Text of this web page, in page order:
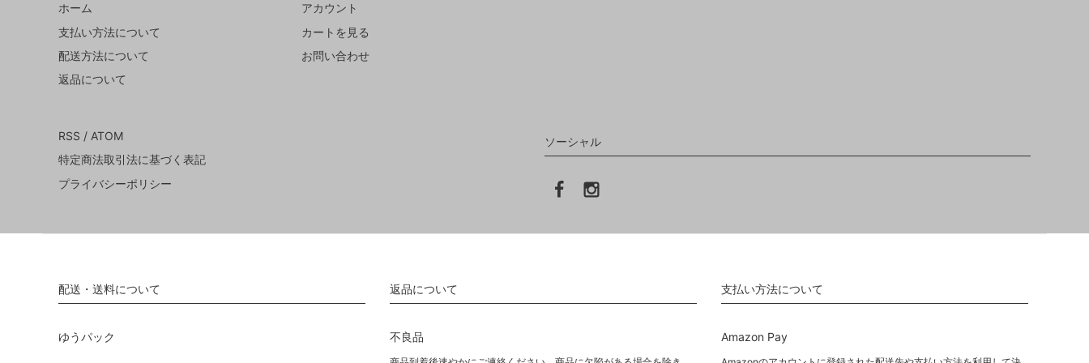
ホーム
支払い方法について
配送方法について
返品について
アカウント
カートを見る
お問い合わせ
ソーシャル
RSS / ATOM
特定商法取引法に基づく表記
プライバシーポリシー
配送・送料について
ゆうパック
返品について
不良品
支払い方法について
Amazon Pay